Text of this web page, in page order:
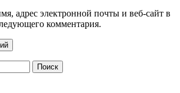
адрес электронной почты и веб-сайт в
комментария.